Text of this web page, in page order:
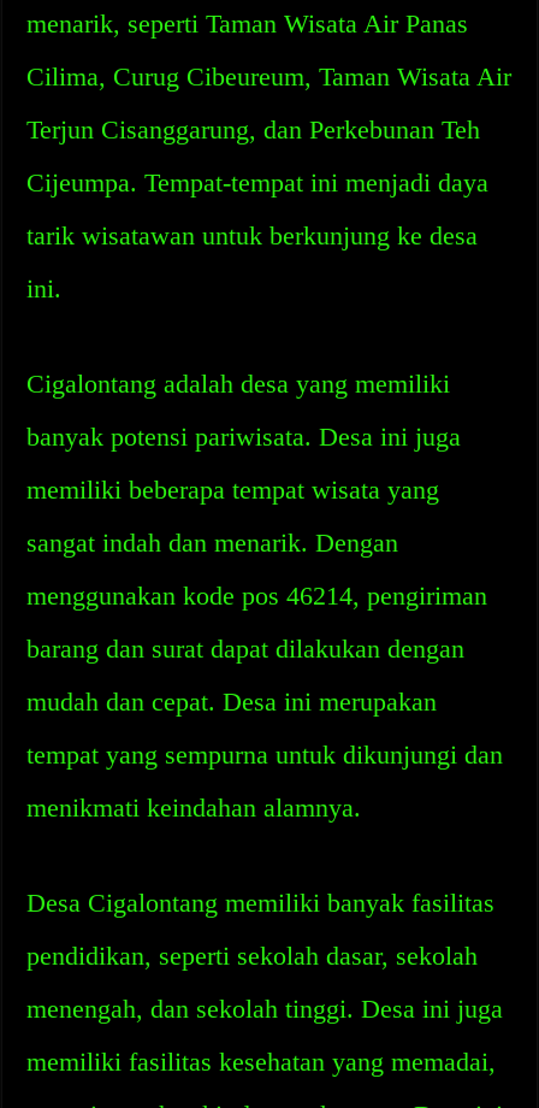
menarik, seperti Taman Wisata Air Panas
Cilima, Curug Cibeureum, Taman Wisata Air
Terjun Cisanggarung, dan Perkebunan Teh
Cijeumpa. Tempat-tempat ini menjadi daya
tarik wisatawan untuk berkunjung ke desa
ini.
Cigalontang adalah desa yang memiliki
banyak potensi pariwisata. Desa ini juga
memiliki beberapa tempat wisata yang
sangat indah dan menarik. Dengan
menggunakan kode pos 46214, pengiriman
barang dan surat dapat dilakukan dengan
mudah dan cepat. Desa ini merupakan
tempat yang sempurna untuk dikunjungi dan
menikmati keindahan alamnya.
Desa Cigalontang memiliki banyak fasilitas
pendidikan, seperti sekolah dasar, sekolah
menengah, dan sekolah tinggi. Desa ini juga
memiliki fasilitas kesehatan yang memadai,